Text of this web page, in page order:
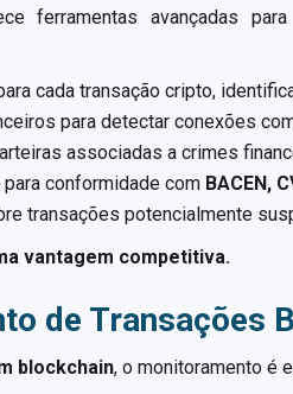
ferramentas avançadas para
cada transação cripto,
para detectar conexões
associadas a crimes
conformidade com BACEN,
transações potencialmente
vantagem competitiva.
de Transações
blockchain, o monitoramento é